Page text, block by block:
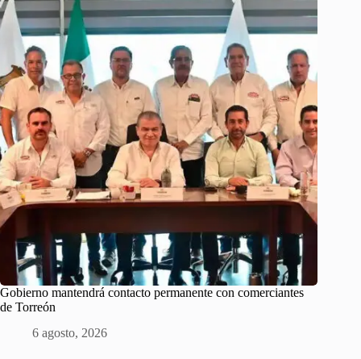
Gobierno mantendrá contacto permanente con comerciantes
de Torreón
6 agosto, 2026